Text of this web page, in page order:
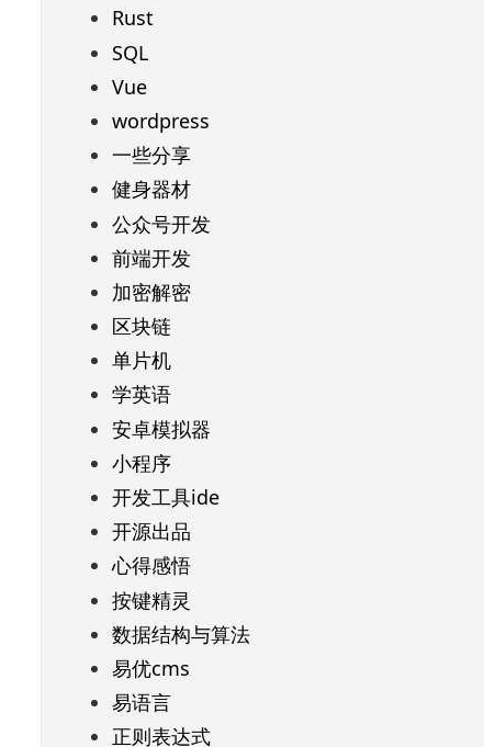
Rust
SQL
Vue
wordpress
一些分享
健身器材
公众号开发
前端开发
加密解密
区块链
单片机
学英语
安卓模拟器
小程序
开发工具ide
开源出品
心得感悟
按键精灵
数据结构与算法
易优cms
易语言
正则表达式